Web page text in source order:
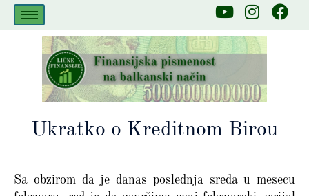
Skip
Y
u
b
I
s
g
a
F
Ukratko o Kreditnom Birou
Sa obzirom da je danas poslednja sreda u mesecu